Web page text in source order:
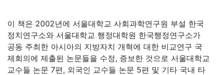
이 책은 2002년에 서울대학교 사회과학연구원 부설 한국
정치연구소와 서울대학교 행정대학원 한국행정연구소가
공동 주최한 아시아의 지방자치 개혁에 대한 비교연구 국
제회의에 제출된 논문들을 수정, 증보한 것으로 서울대학교
교수들 논문 7편, 외국인 교수들 논문 5편 및 기타 국내 타